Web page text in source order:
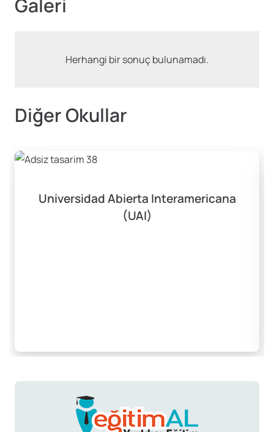
Galeri
Herhangi bir sonuç bulunamadı.
Diğer Okullar
Universidad Abierta Interamericana
(UAI)